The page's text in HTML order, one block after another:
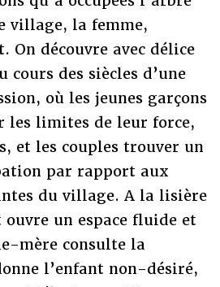
village, la femme,
On découvre avec délice
des siècles d’une
où les jeunes garçons
les limites de leur force,
et les couples trouver un
par rapport aux
du village. A la lisière
un espace fluide et
mère consulte la
l’enfant non-désiré,